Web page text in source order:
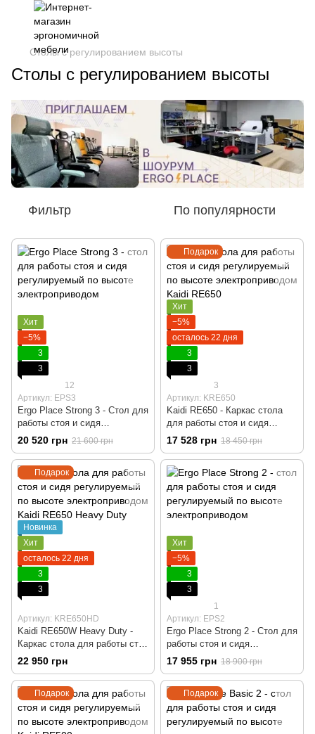
Столы с регулированием высоты
Столы с регулированием высоты
Фильтр По популярности
Хит
−5%
3
3
12
Артикул: EPS3
Ergo Place Strong 3 - Стол для
работы стоя и сидя
регулируемый по высоте
электроприводом, Черный,
Компьютерний, Игровой,
Геймерский, Столешница ДСП
Agile 18 мм, Пульт памяти на
4 позиции
20 520 грн 21 600 грн
Подарок
Хит
−5%
осталось 22 дня
3
3
3
Артикул: KRE650
Kaidi RE650 - Каркас стола
для работы стоя и сидя
регулируемый по высоте
электроприводом, Белый,
Компьютерный, Игровой,
Геймерский, Пульт памяти на
4 позиции
17 528 грн 18 450 грн
Подарок
Новинка
Хит
осталось 22 дня
3
3
Артикул: KRE650HD
Kaidi RE650W Heavy Duty -
Каркас стола для работы стоя
и сидя регулируемый по
высоте с электроприводом,
Белый, Компьютерный,
Игровой, Геймерский, Пульт
памяти на 4 позиции
22 950 грн
Хит
−5%
3
3
1
Артикул: EPS2
Ergo Place Strong 2 - Стол для
работы стоя и сидя
регулируемый по высоте
электроприводом, Черный,
Компьютерний, Игровой,
Геймерский, Столешница ДСП
Basic 18 мм, Пульт памяти на
4 позиции
17 955 грн 18 900 грн
Подарок Подарок